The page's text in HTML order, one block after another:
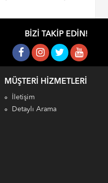
BIZI TAKIP EDIN!
MÜŞTERI HIZMETLERI
İletişim
Detaylı Arama